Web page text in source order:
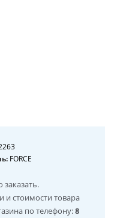
FORCE
и стоимости товара
по телефону:8